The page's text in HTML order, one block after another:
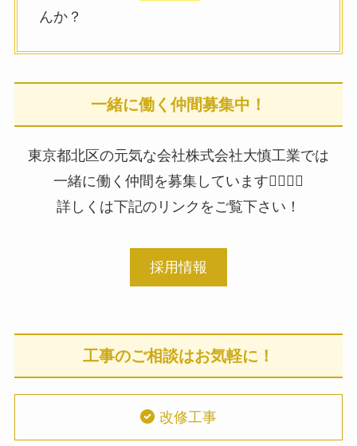
んか？
一緒に働く仲間募集中！
東京都北区の元気な会社株式会社大慎工業では
一緒に働く仲間を募集しています👷‍♂️👷‍♂️
詳しくは下記のリンクをご覧下さい！
採用情報
工事のご相談はお気軽に！
改修工事